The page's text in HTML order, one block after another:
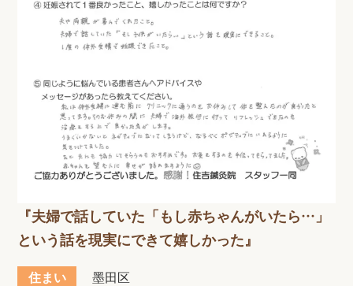
『夫婦で話していた「もし赤ちゃんがいたら…」
という話を現実にできて嬉しかった』
住まい
墨田区